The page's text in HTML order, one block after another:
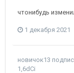
чтонибудь
1 декабря 2021
новичок13
1,6dCi